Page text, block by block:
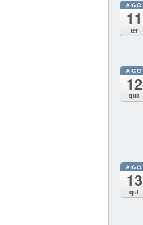
AGO
11
ter
AGO
12
qua
AGO
13
qui